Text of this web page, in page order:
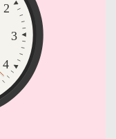
2
3
4